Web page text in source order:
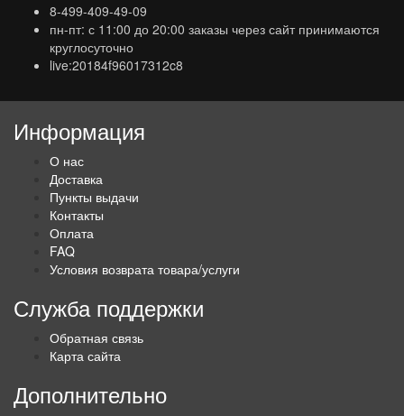
8-499-409-49-09
пн-пт: с 11:00 до 20:00 заказы через сайт принимаются
круглосуточно
live:20184f96017312c8
Информация
О нас
Доставка
Пункты выдачи
Контакты
Оплата
FAQ
Условия возврата товара/услуги
Служба поддержки
Обратная связь
Карта сайта
Дополнительно